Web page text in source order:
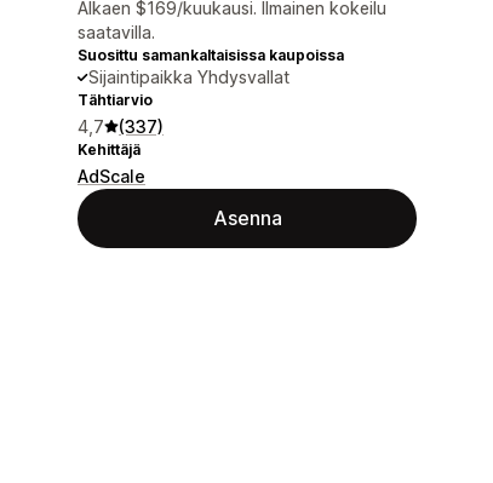
Alkaen $169/kuukausi. Ilmainen kokeilu
saatavilla.
Suosittu samankaltaisissa kaupoissa
Sijaintipaikka Yhdysvallat
Tähtiarvio
4,7 (337)
Kehittäjä
AdScale
Asenna